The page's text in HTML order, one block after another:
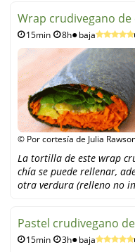
Wrap crudivegano de
aguacate
15min 8h baja
© Por cortesía de Julia
La tortilla de este wrap
chía se puede rellenar,
otra verdura (relleno no
Pastel crudivegano
de chía
15min 3h baja